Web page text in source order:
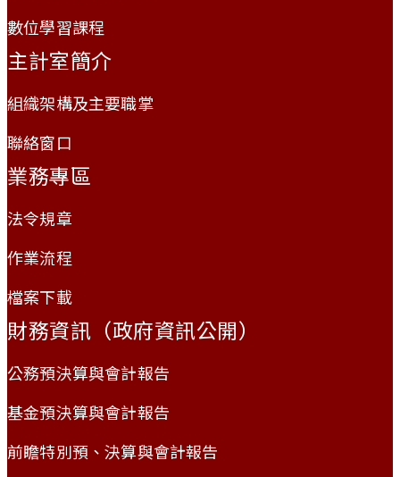
數位學習課程
主計室簡介
組織架構及主要職掌
聯絡窗口
業務專區
法令規章
作業流程
檔案下載
財務資訊（政府資訊公開）
公務預決算與會計報告
基金預決算與會計報告
前瞻特別預、決算與會計報告